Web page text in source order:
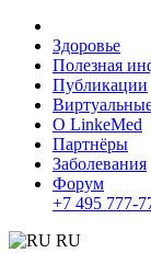
Здоровье
Полезная
Публикации
О LinkeMed
Партнёры
Заболевания
Форум
+7 495 777-
RU